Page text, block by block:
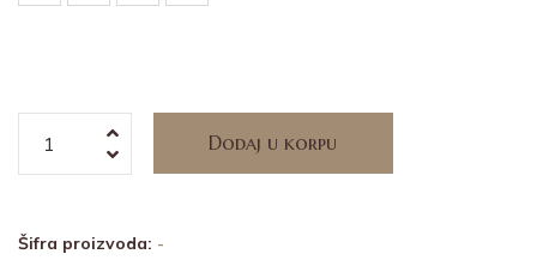
Dodaj u korpu
Šifra proizvoda: -